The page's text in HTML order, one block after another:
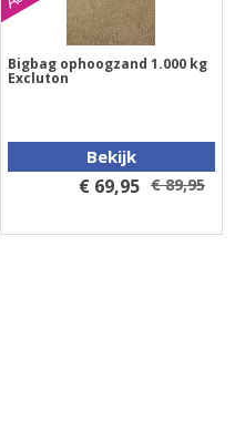
Bigbag ophoogzand 1.000 kg
Excluton
Bekijk
€ 69,95 € 89,95